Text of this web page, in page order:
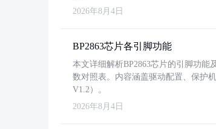
2026年8月4日
BP2863芯片各引脚功能
本文详细解析BP2863芯片的引脚功
数对照表。内容涵盖驱动配置、保护
V1.2）。
2026年8月4日